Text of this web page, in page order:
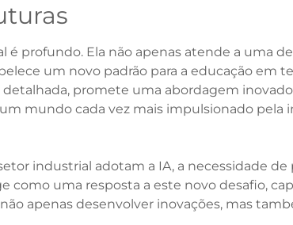
profundo. Ela não apenas atende a uma
um novo padrão para a educação em
promete uma abordagem
mundo cada vez mais impulsionado pela
industrial adotam a IA, a necessidade de
como uma resposta a este novo desafio,
apenas desenvolver inovações, mas